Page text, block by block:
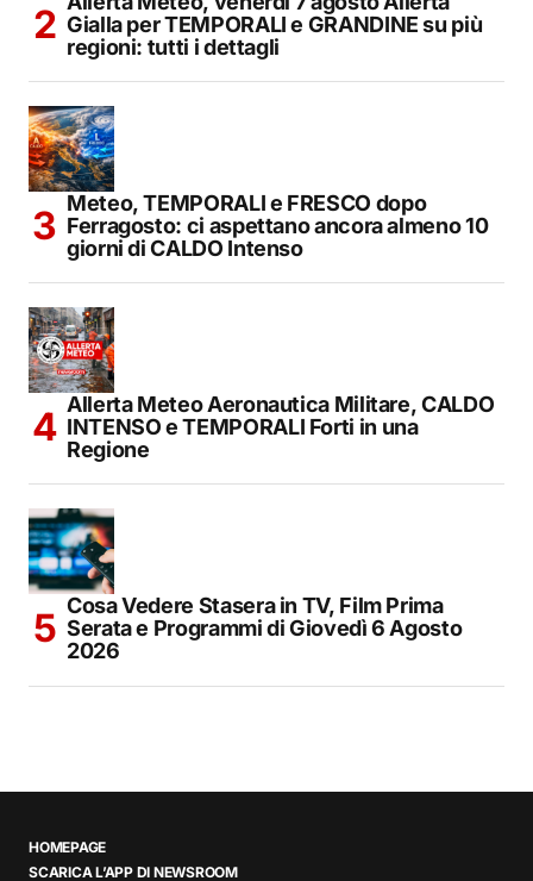
Gialla per TEMPORALI e GRANDINE su più
regioni: tutti i dettagli
Meteo, TEMPORALI e FRESCO dopo
Ferragosto: ci aspettano ancora almeno 10
giorni di CALDO Intenso
Allerta Meteo Aeronautica Militare, CALDO
INTENSO e TEMPORALI Forti in una
Regione
Cosa Vedere Stasera in TV, Film Prima
Serata e Programmi di Giovedì 6 Agosto
2026
HOMEPAGE
SCARICA L’APP DI NEWSROOM